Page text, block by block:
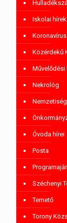
Iskolai hírek
Koronavírus
Közérdekű
Művelődési
Nekrológ
Óvoda hírei
Posta
Széchenyi
Temető
Torony